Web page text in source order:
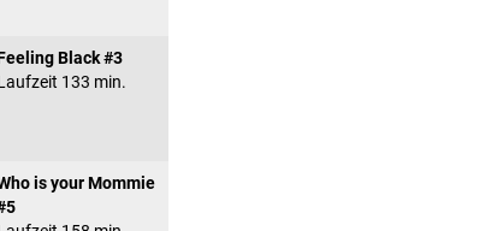
Black #3
133 min.
is your Mommie